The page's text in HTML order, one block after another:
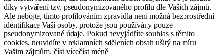
díky vytváření tzv. pseudonymizovaného profilu dle Vašich zájmů.
Ale nebojte, tímto profilováním zpravidla není možná bezprostřední
identifikace Vaší osoby, protože jsou používány pouze
pseudonymizované údaje. Pokud nevyjádříte souhlas s těmito
cookies, neuvidíte v reklamních sděleních obsah ušitý na míru
Vašim zájmům. číst vícečíst méně